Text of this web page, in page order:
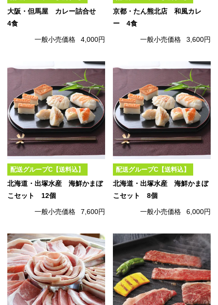
大阪・但馬屋 カレー詰合せ
4食
一般小売価格 4,000円
京都・たん熊北店 和風カレ
ー 4食
一般小売価格 3,600円
配送グループC【送料込】
北海道・出塚水産 海鮮かまぼ
こセット 12個
一般小売価格 7,600円
配送グループC【送料込】
北海道・出塚水産 海鮮かまぼ
こセット 8個
一般小売価格 6,000円